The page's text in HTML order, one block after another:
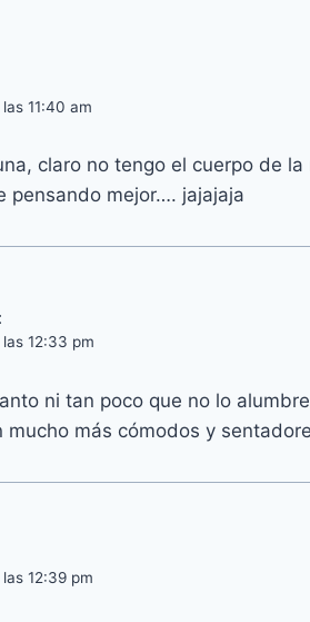
11:40 am
claro no tengo el cuerpo de
pensando mejor…. jajajaja
12:33 pm
ni tan poco que no lo
mucho más cómodos y
12:39 pm